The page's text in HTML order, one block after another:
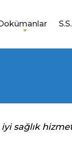
sağlık